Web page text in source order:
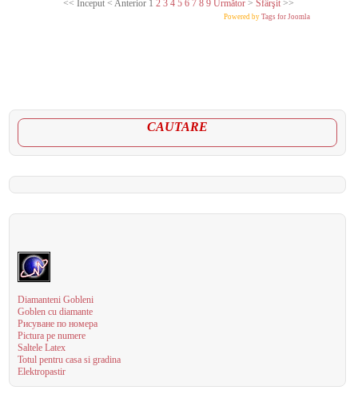
<<Început <Anterior 1 2 3 4 5 6 7 8 9 Următor >Sfârşit >>
Powered by Tags for Joomla
CAUTARE
Diamanteni Gobleni
Goblen cu diamante
Рисуване по номера
Pictura pe numere
Saltele Latex
Totul pentru casa si gradina
Elektropastir